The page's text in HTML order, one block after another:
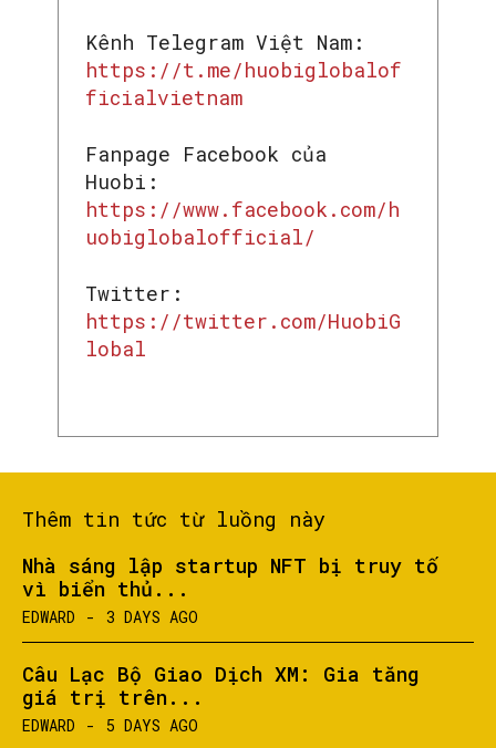
Kênh Telegram Việt Nam:
https://t.me/huobiglobalof
ficialvietnam
Fanpage Facebook của
Huobi:
https://www.facebook.com/h
uobiglobalofficial/
Twitter:
https://twitter.com/HuobiG
lobal
Thêm tin tức từ luồng này
Nhà sáng lập startup NFT bị truy tố
vì biển thủ...
EDWARD - 3 DAYS AGO
Câu Lạc Bộ Giao Dịch XM: Gia tăng
giá trị trên...
EDWARD - 5 DAYS AGO